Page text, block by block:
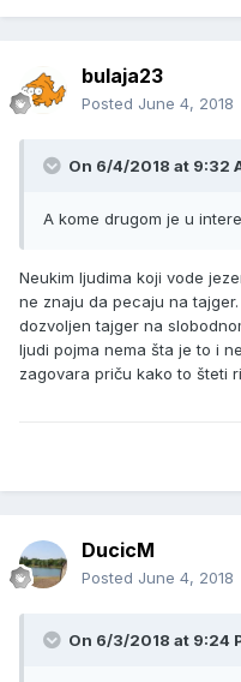
bulaja23
Posted June 4, 2018
On 6/4/2018 at 9:32
A kome drugom je u
Neukim ljudima koji vode
ne znaju da pecaju na
dozvoljen tajger na
ljudi pojma nema šta je to i
zagovara priču kako to šteti
DucicM
Posted June 4, 2018
On 6/3/2018 at 9:24